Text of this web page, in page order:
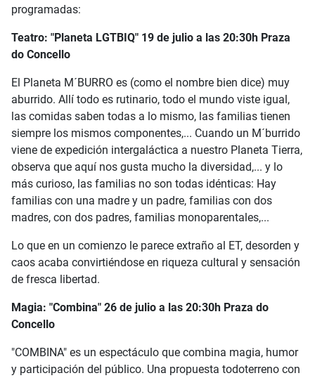
programadas:
Teatro: "Planeta LGTBIQ" 19 de julio a las 20:30h Praza
do Concello
El Planeta M´BURRO es (como el nombre bien dice) muy
aburrido. Allí todo es rutinario, todo el mundo viste igual,
las comidas saben todas a lo mismo, las familias tienen
siempre los mismos componentes,... Cuando un M´burrido
viene de expedición intergaláctica a nuestro Planeta Tierra,
observa que aquí nos gusta mucho la diversidad,... y lo
más curioso, las familias no son todas idénticas: Hay
familias con una madre y un padre, familias con dos
madres, con dos padres, familias monoparentales,...
Lo que en un comienzo le parece extraño al ET, desorden y
caos acaba convirtiéndose en riqueza cultural y sensación
de fresca libertad.
Magia: "Combina" 26 de julio a las 20:30h Praza do
Concello
"COMBINA" es un espectáculo que combina magia, humor
y participación del público. Una propuesta todoterreno con